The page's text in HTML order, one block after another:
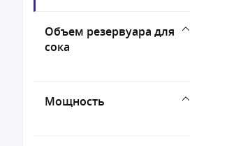
Vitek
Объем резервуара для
сока
Мощность